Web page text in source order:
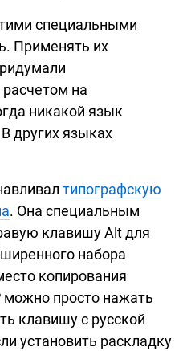
специальными
Применять их
на
никакой язык
других языках
типографскую
. Она специальным
клавишу Alt для
набора
копирования
можно просто нажать
клавишу с русской
установить раскладку